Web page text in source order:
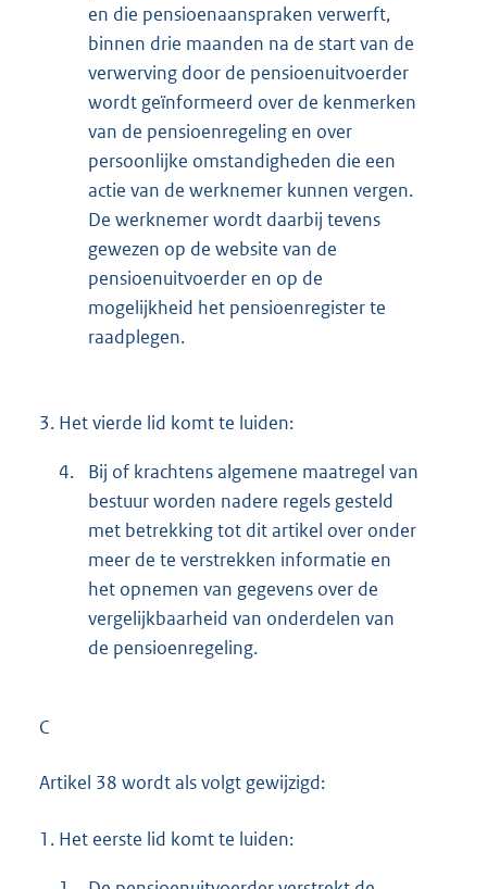
en die pensioenaanspraken verwerft,
binnen drie maanden na de start van de
verwerving door de pensioenuitvoerder
wordt geïnformeerd over de kenmerken
van de pensioenregeling en over
persoonlijke omstandigheden die een
actie van de werknemer kunnen vergen.
De werknemer wordt daarbij tevens
gewezen op de website van de
pensioenuitvoerder en op de
mogelijkheid het pensioenregister te
raadplegen.
3. Het vierde lid komt te luiden:
4.
Bij of krachtens algemene maatregel van
bestuur worden nadere regels gesteld
met betrekking tot dit artikel over onder
meer de te verstrekken informatie en
het opnemen van gegevens over de
vergelijkbaarheid van onderdelen van
de pensioenregeling.
C
Artikel 38 wordt als volgt gewijzigd:
1. Het eerste lid komt te luiden: